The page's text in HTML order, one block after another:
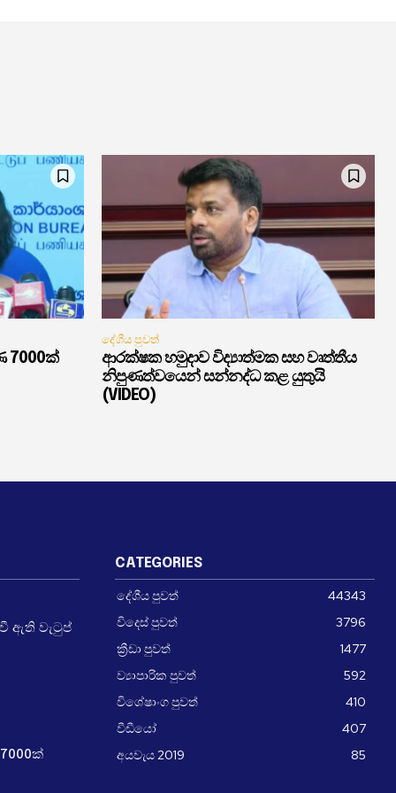
7000ක්
දේශීය පුවත්
ආරක්ෂක හමුදාව විද්‍යාත්මක සහ වෘත්තීය
නිපුණත්වයෙන් සන්නද්ධ කළ යුතුයි
(VIDEO)
ඇති වැටුප්
CATEGORIES
දේශීය පුවත්
44343
විදෙස් පුවත්
3796
ක්‍රීඩා පුවත්
1477
ව්‍යාපාරික පුවත්
592
විශේෂාංග පුවත්
410
වීඩීයෝ
407
අයවැය 2019
85